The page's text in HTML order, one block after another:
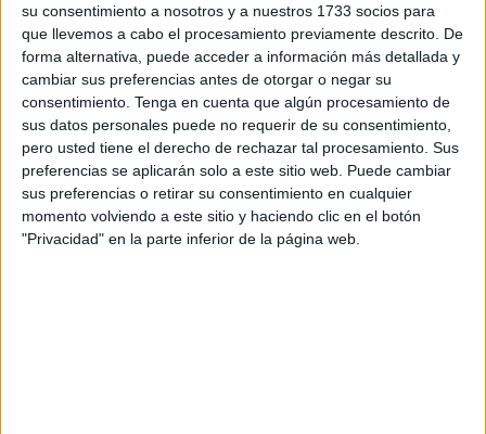
su consentimiento a nosotros y a nuestros 1733 socios para
que llevemos a cabo el procesamiento previamente descrito. De
forma alternativa, puede acceder a información más detallada y
cambiar sus preferencias antes de otorgar o negar su
consentimiento. Tenga en cuenta que algún procesamiento de
sus datos personales puede no requerir de su consentimiento,
pero usted tiene el derecho de rechazar tal procesamiento. Sus
preferencias se aplicarán solo a este sitio web. Puede cambiar
sus preferencias o retirar su consentimiento en cualquier
momento volviendo a este sitio y haciendo clic en el botón
"Privacidad" en la parte inferior de la página web.
Tags: AD Ceuta deportes Fútbol
RelatedPosts
Este sábado el Ceuta debuta en Andorra
con una lista corta y mucha ilusión